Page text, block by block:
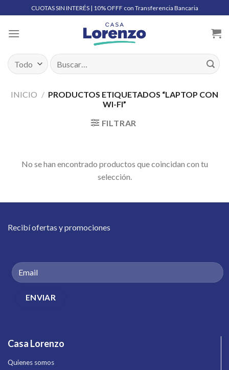
to
content
CUOTAS SIN INTERÉS | 10% OFFF con Transferencia Bancaria
Buscar
por:
INICIO / PRODUCTOS ETIQUETADOS “LAPTOP CON
WI-FI”
FILTRAR
No se han encontrado productos que coincidan con tu
selección.
Recibí ofertas y promociones
Casa Lorenzo
Quienes somos